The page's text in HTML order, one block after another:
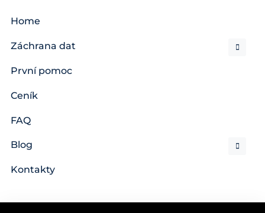
Home
Záchrana dat
První pomoc
Ceník
FAQ
Blog
Kontakty